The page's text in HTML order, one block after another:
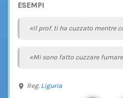
ESEMPI
«Il prof. ti ha cuzzato mentre
«Mi sono fatto cuzzare
Reg. Liguria